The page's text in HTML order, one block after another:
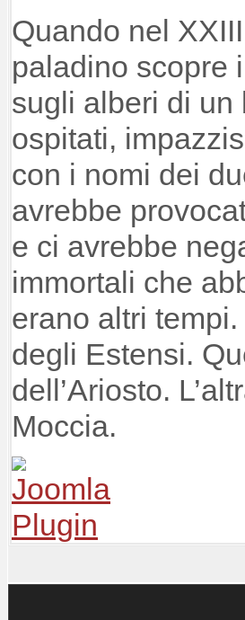
Quando nel
paladino scopre
sugli alberi di un
ospitati,
con i nomi dei
avrebbe
e ci avrebbe
immortali che
erano altri
degli Estensi.
dell’Ariosto.
Moccia.